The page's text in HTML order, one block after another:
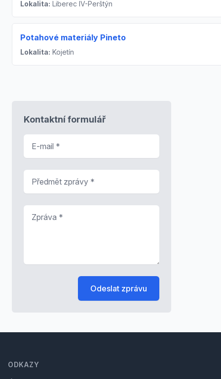
Lokalita: Liberec IV-Perštýn
Potahové materiály Pineto
Lokalita: Kojetín
Kontaktní formulář
Odeslat zprávu
ODKAZY